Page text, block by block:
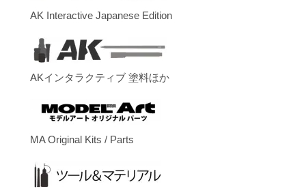
AK Interactive Japanese Edition
AKインタラクティブ 塗料ほか
MA Original Kits / Parts